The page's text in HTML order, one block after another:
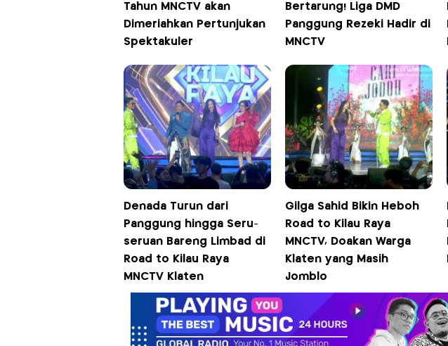
Tahun MNCTV akan
Dimeriahkan Pertunjukan
Spektakuler
Bertarung! Liga DMD
Panggung Rezeki Hadir di
MNCTV
Denada Turun dari
Panggung hingga Seru-
seruan Bareng Limbad di
Road to Kilau Raya
MNCTV Klaten
Gilga Sahid Bikin Heboh
Road to Kilau Raya
MNCTV, Doakan Warga
Klaten yang Masih
Jomblo